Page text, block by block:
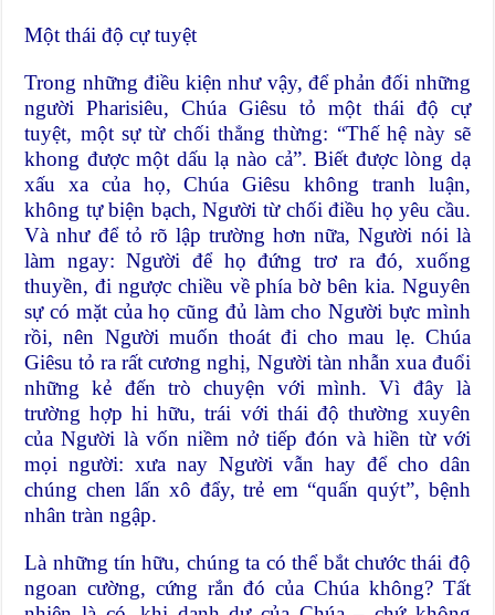
Một thái độ cự tuyệt
Trong những điều kiện như vậy, để phản đối những
người Pharisiêu, Chúa Giêsu tỏ một thái độ cự
tuyệt, một sự từ chối thẳng thừng: “Thế hệ này sẽ
khong được một dấu lạ nào cả”. Biết được lòng dạ
xấu xa của họ, Chúa Giêsu không tranh luận,
không tự biện bạch, Người từ chối điều họ yêu cầu.
Và như để tỏ rõ lập trường hơn nữa, Người nói là
làm ngay: Người để họ đứng trơ ra đó, xuống
thuyền, đi ngược chiều về phía bờ bên kia. Nguyên
sự có mặt của họ cũng đủ làm cho Người bực mình
rồi, nên Người muốn thoát đi cho mau lẹ. Chúa
Giêsu tỏ ra rất cương nghị, Người tàn nhẫn xua đuổi
những kẻ đến trò chuyện với mình. Vì đây là
trường hợp hi hữu, trái với thái độ thường xuyên
của Người là vốn niềm nở tiếp đón và hiền từ với
mọi người: xưa nay Người vẫn hay để cho dân
chúng chen lấn xô đẩy, trẻ em “quấn quýt”, bệnh
nhân tràn ngập.
Là những tín hữu, chúng ta có thể bắt chước thái độ
ngoan cường, cứng rắn đó của Chúa không? Tất